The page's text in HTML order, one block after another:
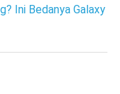
Ini Bedanya Galaxy